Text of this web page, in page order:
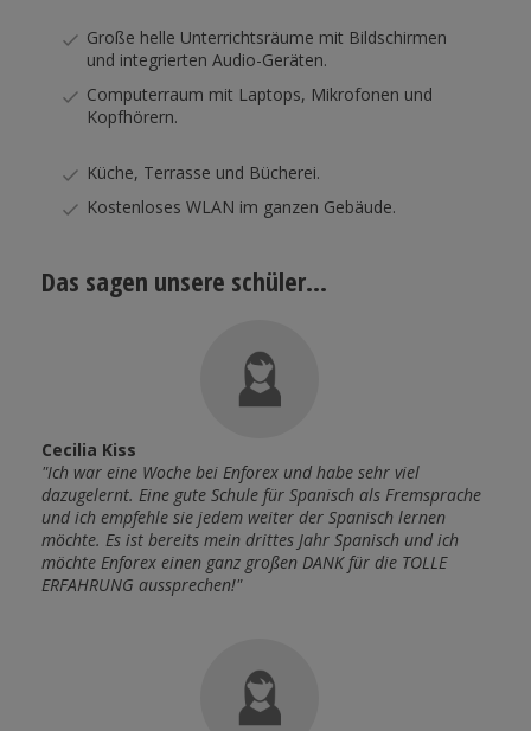
Große helle Unterrichtsräume mit Bildschirmen
und integrierten Audio-Geräten.
Computerraum mit Laptops, Mikrofonen und
Kopfhörern.
Küche, Terrasse und Bücherei.
Kostenloses WLAN im ganzen Gebäude.
Das sagen unsere schüler...
Cecilia Kiss
"Ich war eine Woche bei Enforex und habe sehr viel
dazugelernt. Eine gute Schule für Spanisch als Fremsprache
und ich empfehle sie jedem weiter der Spanisch lernen
möchte. Es ist bereits mein drittes Jahr Spanisch und ich
möchte Enforex einen ganz großen DANK für die TOLLE
ERFAHRUNG aussprechen!"